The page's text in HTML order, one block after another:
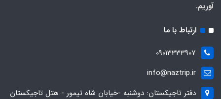
آوریم.
ارتباط با ما
09013333907
info@naztrip.ir
دفتر تاجیکستان: دوشنبه -خیابان شاه تیمور - هتل تاجیکستان